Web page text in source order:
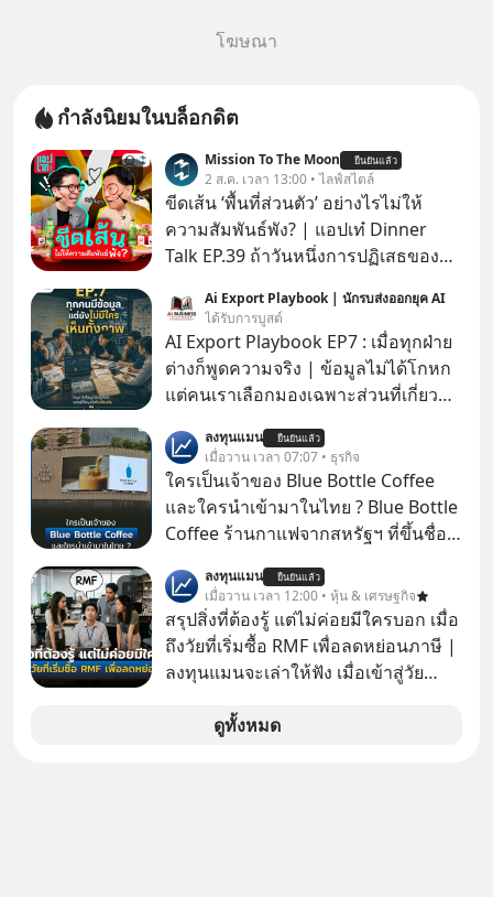
โฆษณา
กำลังนิยมในบล็อกดิต
Mission To The Moon ยืนยันแล้ว
2 ส.ค. เวลา 13:00 • ไลฟ์สไตล์
ขีดเส้น ‘พื้นที่ส่วนตัว’ อย่างไรไม่ให้
ความสัมพันธ์พัง? | แอปเท๋ Dinner
Talk EP.39 ถ้าวันหนึ่งการปฏิเสธของ
ตั้งกำแพงใส่และมองว่าเราเห็นแก่ตัวทั้ง
ที่เราเองก็ไม่เคยปฏิเสธใครอย่างนี้มา
ก่อน แต่พอตั้งใจจะ ‘สร้างขอบเขต’ เพื่อ
ตัวเองดูสักครั้ง กลับทำให้เกิดรอยร้าว
การแอปเท๋ Dinner Talk ในวันนี้โฮสต์
ทั้ง 2 ท่าน แทป-รวิศ หาญอุตสาหะ และ
เอ๋ นิ้วกลม-สราวุธ เฮ้งสวัสดิ์ จะพาทุก
คนไปสำรวจวิธีสร้างขอบเขตเพื่อรักษา
ใจของตัวเองและรักษาความสัมพันธ์
ของคนรอบข้างไปพร้อมกัน
#boundary #selfdevelopment #แอป
เท๋dinnertalk
#missiontothemoonpodcast
Ai Export Playbook | นักรบส่งออกยุค AI
ได้รับการบูสต์
AI Export Playbook EP7 : เมื่อทุกฝ่าย
ต่างก็พูดความจริง | ข้อมูลไม่ได้โกหก
แต่คนเราเลือกมองเฉพาะส่วนที่เกี่ยวกับ
ลงทุนแมน ยืนยันแล้ว
เมื่อวาน เวลา 07:07 • ธุรกิจ
ใครเป็นเจ้าของ Blue Bottle Coffee
และใครนำเข้ามาในไทย ? Blue Bottle
Coffee ร้านกาแฟจากสหรัฐฯ ที่ขึ้นชื่อ
แรกในประเทศไทย ที่ Central Park
ลงทุนแมน ยืนยันแล้ว
เมื่อวาน เวลา 12:00 • หุ้น & เศรษฐกิจ
สรุปสิ่งที่ต้องรู้ แต่ไม่ค่อยมีใครบอก เมื่อ
ถึงวัยที่เริ่มซื้อ RMF เพื่อลดหย่อนภาษี |
ลงทุนแมนจะเล่าให้ฟัง เมื่อเข้าสู่วัย
ดูทั้งหมด